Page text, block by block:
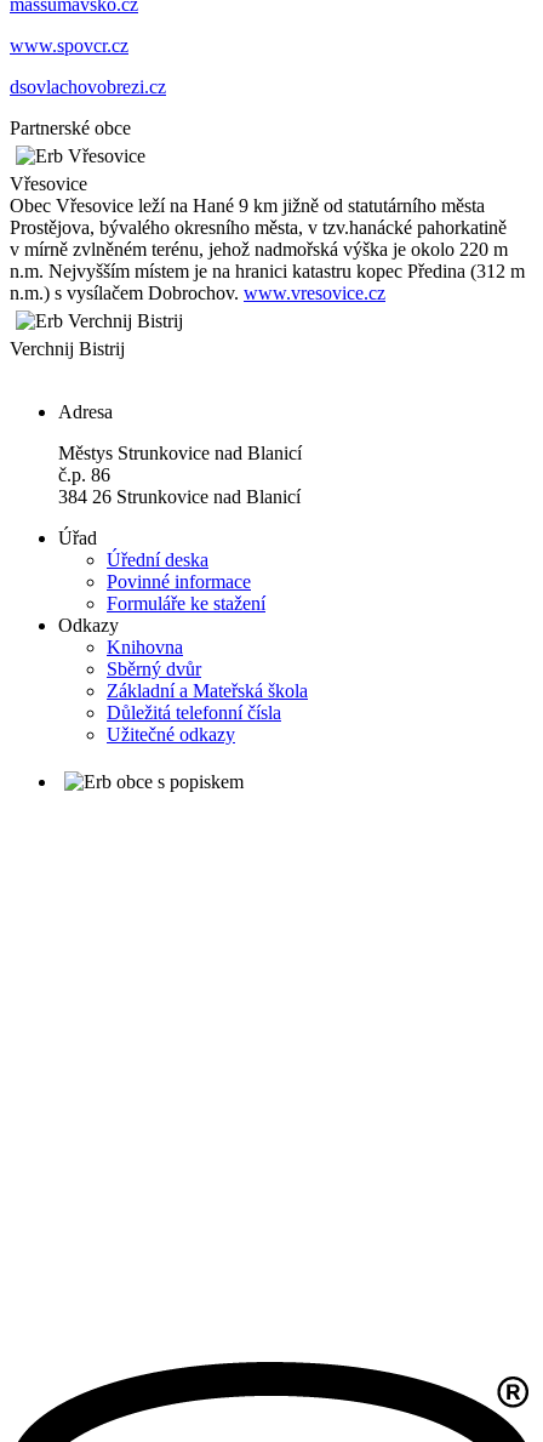
massumavsko.cz
www.spovcr.cz
dsovlachovobrezi.cz
Partnerské obce
Vřesovice
Obec Vřesovice leží na Hané 9 km jižně od statutárního města
Prostějova, bývalého okresního města, v tzv.hanácké pahorkatině
v mírně zvlněném terénu, jehož nadmořská výška je okolo 220 m
n.m. Nejvyšším místem je na hranici katastru kopec Předina (312 m
n.m.) s vysílačem Dobrochov. www.vresovice.cz
Verchnij Bistrij
Adresa
Městys Strunkovice nad Blanicí
č.p. 86
384 26 Strunkovice nad Blanicí
Úřad
Úřední deska
Povinné informace
Formuláře ke stažení
Odkazy
Knihovna
Sběrný dvůr
Základní a Mateřská škola
Důležitá telefonní čísla
Užitečné odkazy